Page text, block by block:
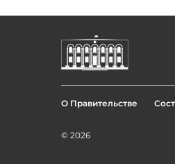
menu
О Правительстве
© 2026